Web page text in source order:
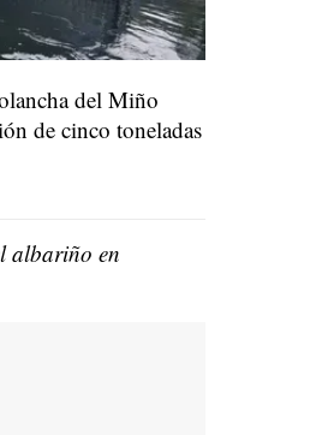
del Miño
de cinco toneladas
albariño en